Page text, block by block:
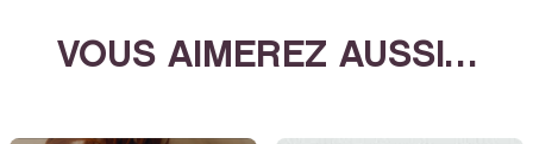
VOUS AIMEREZ AUSSI…